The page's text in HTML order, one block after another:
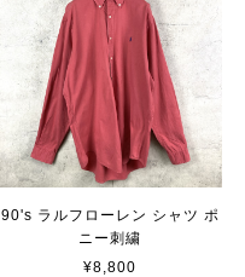
90's ラルフローレン シャツ ポ
ニー刺繍
¥8,800